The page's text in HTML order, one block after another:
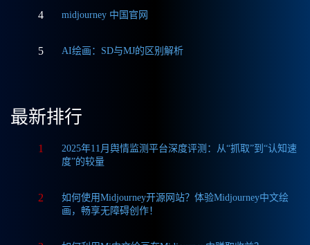
4 midjourney 中国官网
5 AI绘画：SD与MJ的区别解析
最新排行
1
2025年11月舆情监测平台深度评测：从“抓取”到“认知速
度”的较量
2
如何使用Midjourney开源网站？体验Midjourney中文绘
画，畅享无障碍创作！